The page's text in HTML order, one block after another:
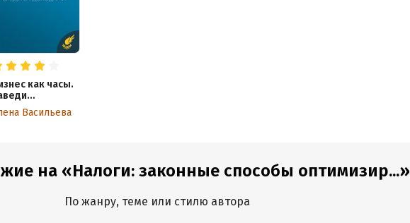
как часы.
и
за
Васильева
на «Налоги: законные способы оптимизир...»
По жанру, теме или стилю автора